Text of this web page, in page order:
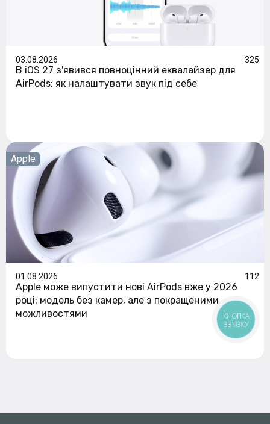
03.08.2026 325
В iOS 27 з'явився повноцінний еквалайзер для
AirPods: як налаштувати звук під себе
Apple
01.08.2026 112
Apple може випустити нові AirPods вже у 2026
році: модель без камер, але з покращеними
можливостями
КНОПКА
ЗВ'ЯЗКУ